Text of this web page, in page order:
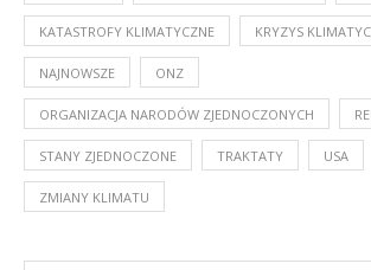
KATASTROFY KLIMATYCZNE KRYZYS
NAJNOWSZE ONZ
ORGANIZACJA NARODÓW ZJEDNOCZONYCH
STANY ZJEDNOCZONE TRAKTATY USA
ZMIANY KLIMATU